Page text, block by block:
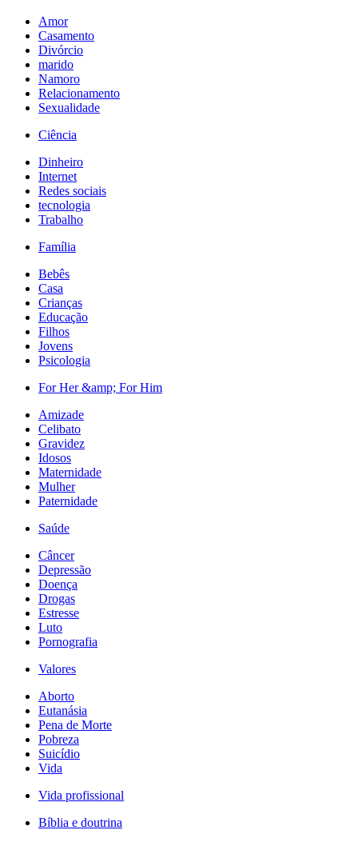
Amor
Casamento
Divórcio
marido
Namoro
Relacionamento
Sexualidade
Ciência
Dinheiro
Internet
Redes sociais
tecnologia
Trabalho
Família
Bebês
Casa
Crianças
Educação
Filhos
Jovens
Psicologia
For Her &amp; For Him
Amizade
Celibato
Gravidez
Idosos
Maternidade
Mulher
Paternidade
Saúde
Câncer
Depressão
Doença
Drogas
Estresse
Luto
Pornografia
Valores
Aborto
Eutanásia
Pena de Morte
Pobreza
Suicídio
Vida
Vida profissional
Bíblia e doutrina